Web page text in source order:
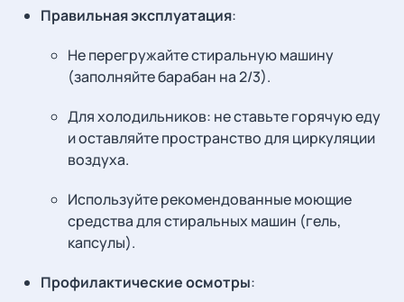
Правильная эксплуатация:
Не перегружайте стиральную машину
(заполняйте барабан на 2/3).
Для холодильников: не ставьте горячую еду
и оставляйте пространство для циркуляции
воздуха.
Используйте рекомендованные моющие
средства для стиральных машин (гель,
капсулы).
Профилактические осмотры: